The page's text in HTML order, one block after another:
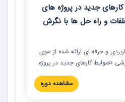
جدید در پروژه های
و راه حل ها با نگرش
و حرفه‏ ای ارائه شده از سوی
«ضوابط کارهای جدید در پروژه
و راه حل ها با نگرش قراردادی
های ساختمانی کشور ارائه شد.
مشاهده دوره